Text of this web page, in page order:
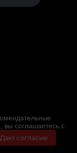
вы соглашаетесь с
Даю согласие